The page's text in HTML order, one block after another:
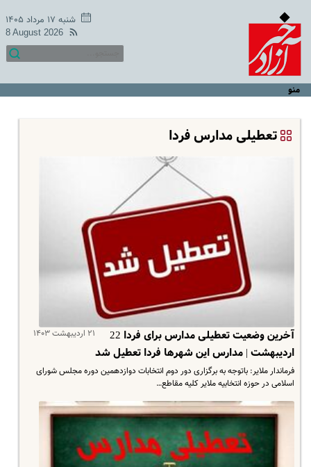
شنبه ۱۷ مرداد ۱۴۰۵
8 August 2026
منو
تعطیلی مدارس فردا
۲۱ اردیبهشت ۱۴۰۳
آخرین وضعیت تعطیلی مدارس برای فردا 22
اردیبهشت | مدارس این شهرها فردا تعطیل شد
فرماندار ملایر: باتوجه به برگزاری دور دوم انتخابات دوازدهمین دوره مجلس شورای
اسلامی در حوزه انتخابیه ملایر کلیه مقاطع…